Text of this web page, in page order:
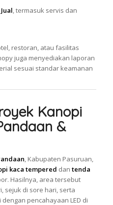
, termasuk servis dan
restoran, atau fasilitas
juga menyediakan laporan
sesuai standar keamanan
Kanopi
&
, Kabupaten Pasuruan,
kaca tempered dan tenda
Hasilnya, area tersebut
sejuk di sore hari, serta
pencahayaan LED di